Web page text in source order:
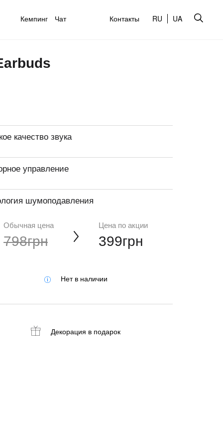
Кемпинг Чат Контакты RU UA
качество звука
управление
шумоподавления
Обычная цена
798грн
Цена по акции
399грн
Нет в наличии
Декорация в подарок